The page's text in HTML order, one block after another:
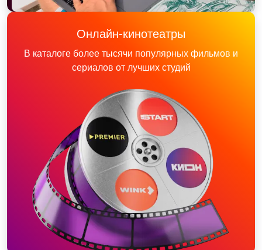
Онлайн-кинотеатры
В каталоге более тысячи популярных фильмов и
сериалов от лучших студий